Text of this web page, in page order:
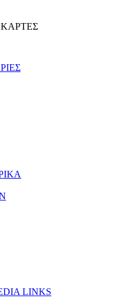
ΚΑΡΤΕΣ
LINKS